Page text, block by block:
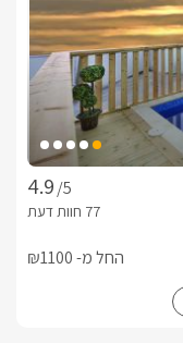
/5
החל מ- ₪1100